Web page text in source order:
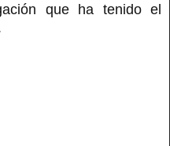
que ha tenido el